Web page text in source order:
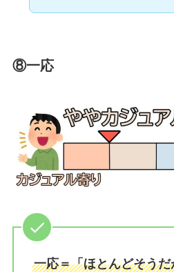
⑧一応
一応＝「ほとんどそう